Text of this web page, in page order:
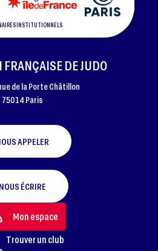
INSTITUTIONNELS
FRANÇAISE DE JUDO
de la Porte Châtillon
75014 Paris
APPELER
NOUS ÉCRIRE
Mon espace
Trouver un club